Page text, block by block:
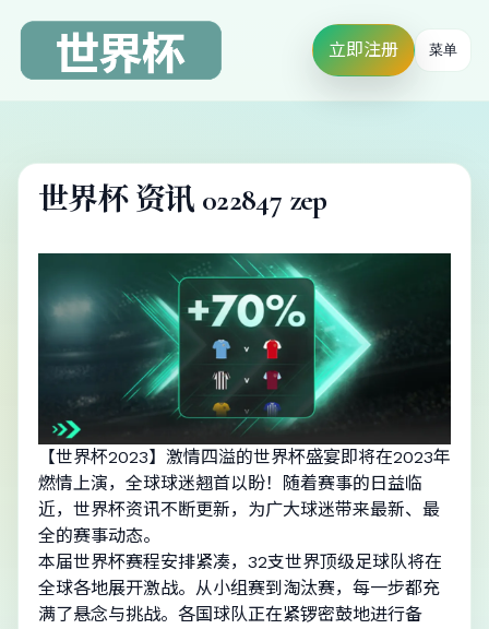
立即注册 菜单
世界杯 资讯 022847 zep
【世界杯2023】激情四溢的世界杯盛宴即将在2023年
燃情上演，全球球迷翘首以盼！随着赛事的日益临
近，世界杯资讯不断更新，为广大球迷带来最新、最
全的赛事动态。
本届世界杯赛程安排紧凑，32支世界顶级足球队将在
全球各地展开激战。从小组赛到淘汰赛，每一步都充
满了悬念与挑战。各国球队正在紧锣密鼓地进行备